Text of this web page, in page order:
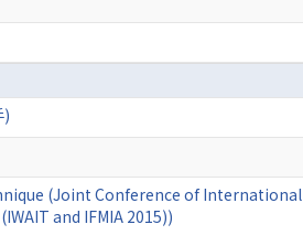
)
(Joint Conference of International
and IFMIA 2015))